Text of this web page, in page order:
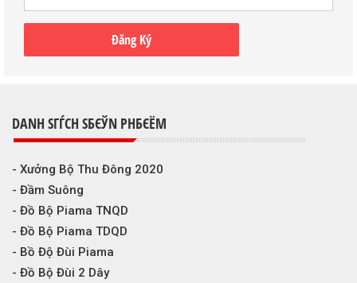
DANH SГЃCH SБЄЎN PHБЄЁM
- Xưởng Bộ Thu Đông 2020
- Đầm Suông
- Đồ Bộ Piama TNQD
- Đồ Bộ Piama TDQD
- Bồ Độ Đùi Piama
- Đồ Bộ Đùi 2 Dây